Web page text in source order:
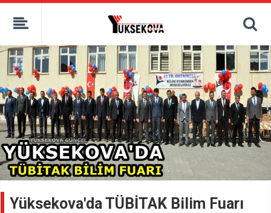
kaçak bahis
deneme bonusu
canlı bahis siteleri
deneme bonusu veren siteler
bahis siteleri
porno izle
Yüksekova'da TÜBİTAK Bilim Fuarı